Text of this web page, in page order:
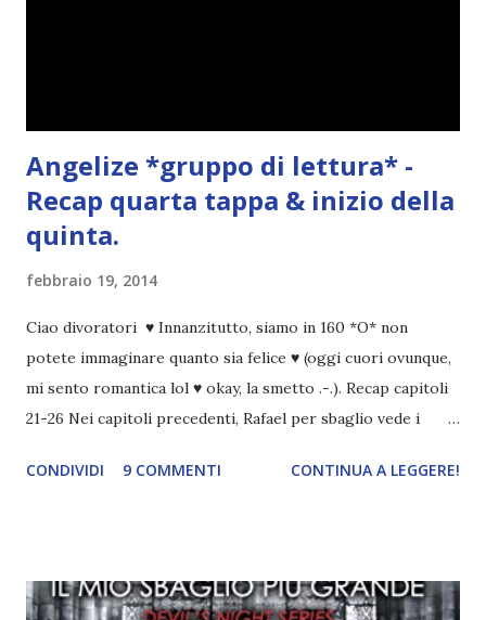
Angelize *gruppo di lettura* -
Recap quarta tappa & inizio della
quinta.
febbraio 19, 2014
Ciao divoratori ♥ Innanzitutto, siamo in 160 *O* non
potete immaginare quanto sia felice ♥ (oggi cuori ovunque,
mi sento romantica lol ♥ okay, la smetto .-.). Recap capitoli
21-26 Nei capitoli precedenti, Rafael per sbaglio vede i
incontrano e Hesediel mostra loro come combattere i puri.
angelo puro, Elemiah. Ma, a differenza di cosa pensano,
CONDIVIDI 9 COMMENTI CONTINUA A LEGGERE!